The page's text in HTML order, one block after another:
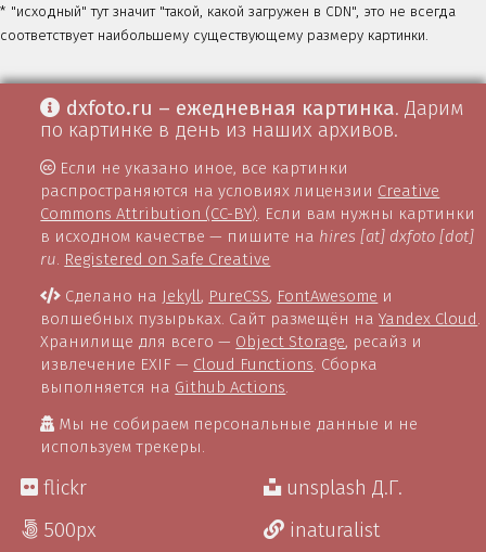
* "исходный" тут значит "такой, какой загружен в CDN", это не всегда
соответствует наибольшему существующему размеру картинки.
dxfoto.ru – ежедневная картинка. Дарим
по картинке в день из наших архивов.
Если не указано иное, все картинки
распространяются на условиях лицензии Creative
Commons Attribution (CC-BY) . Если вам нужны картинки
в исходном качестве — пишите на hires [at] dxfoto [dot]
ru Registered on Safe Creative
Сделано на Jekyll, PureCSS, FontAwesome и
волшебных пузырьках. Сайт размещён наYandex Cloud
Хранилище для всего — Object Storage, ресайз и
извлечение EXIF — Cloud Functions . Сборка
выполняется на Github Actions
Мы не собираем персональные данные и не
используем трекеры.
flickr
500px
unsplash Д.Г.
inaturalist